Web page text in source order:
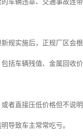
车辆违章、交通事故连带
规实施后，正规厂区会根
括车辆残值、金属回收
者直接压低价格但不说
导致车主常常吃亏。